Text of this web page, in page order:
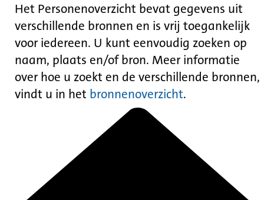
Het Personenoverzicht bevat gegevens uit
verschillende bronnen en is vrij toegankelijk
voor iedereen. U kunt eenvoudig zoeken op
naam, plaats en/of bron. Meer informatie
over hoe u zoekt en de verschillende bronnen,
vindt u in het bronnenoverzicht.